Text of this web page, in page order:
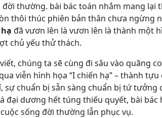
đời thường. bài bác toán nhắm mang
thôi thúc phiên bản thân chưa ngừng
đã vươn lên là vươn lên là thành một
chủ yếu thử thách.
chúng ta sẽ cùng đi sâu vào quãng
viễn hình họa “I chiến hạ” – thành
sự chuẩn bị sẵn sàng chuẩn bị tứ
đại dương hết túng thiếu quyết, bài
sống đời thường lẫn phục vụ.